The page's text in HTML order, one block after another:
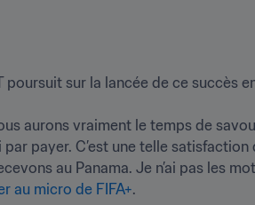
poursuit sur la lancée de ce
aurons vraiment le temps de
payer. C’est une telle
au Panama. Je n’ai pas les
au micro de FIFA+.